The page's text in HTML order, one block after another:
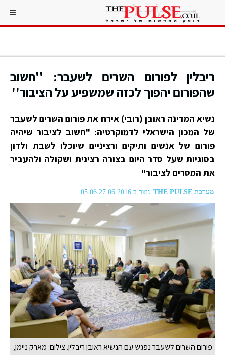
ריבלין לפורום השרים לשעבר: ''חשוב
שהפורום יהפוך לכזה שמשפיע על הציבור''
נשיא המדינה ראובן (רובי) אירח את פורום השרים לשעבר
של המכון הישראלי לדמוקרטיה: "חשוב לציבור שיהיה
פורום של אנשים ותיקים ורציניים שיוכלו לשבת ולדון
בסוגיות שעל סדר היום בצורה רצינית ושקולה ולהעביר
את המסרים לציבור"
מערכת THE PULSE נוצר ב 27.06.2016 05:06
פורום השרים לשעבר נפגש עם הנשיא ראובן ריבלין. צילום: מארק ניימן,